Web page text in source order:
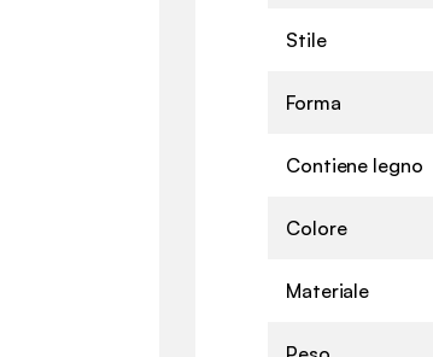
Stile
Forma
Contiene legno
Colore
Materiale